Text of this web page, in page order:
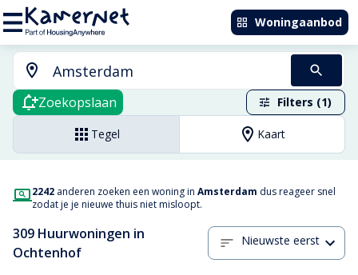
Woningaanbod
Zoekopslaan Filters (1)
Tegel Kaart
2242 anderen zoeken een woning in Amsterdam dus reageer snel
zodat je je nieuwe thuis niet misloopt.
309 Huurwoningen in
Ochtenhof
Nieuwste eerst